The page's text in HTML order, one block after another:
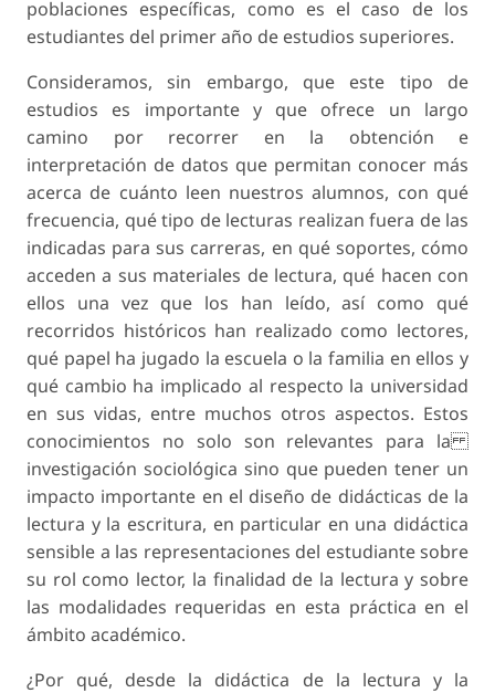
poblaciones específicas, como es el caso de los
estudiantes del primer año de estudios superiores.
Consideramos, sin embargo, que este tipo de
estudios es importante y que ofrece un largo
camino por recorrer en la obtención e
interpretación de datos que permitan conocer más
acerca de cuánto leen nuestros alumnos, con qué
frecuencia, qué tipo de lecturas realizan fuera de las
indicadas para sus carreras, en qué soportes, cómo
acceden a sus materiales de lectura, qué hacen con
ellos una vez que los han leído, así como qué
recorridos históricos han realizado como lectores,
qué papel ha jugado la escuela o la familia en ellos y
qué cambio ha implicado al respecto la universidad
en sus vidas, entre muchos otros aspectos. Estos
conocimientos no solo son relevantes para la
investigación sociológica sino que pueden tener un
impacto importante en el diseño de didácticas de la
lectura y la escritura, en particular en una didáctica
sensible a las representaciones del estudiante sobre
su rol como lector, la finalidad de la lectura y sobre
las modalidades requeridas en esta práctica en el
ámbito académico.
¿Por qué, desde la didáctica de la lectura y la